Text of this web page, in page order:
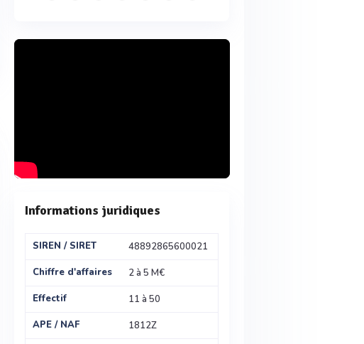
Informations juridiques
SIREN / SIRET
48892865600021
Chiffre d'affaires
2 à 5 M€
Effectif
11 à 50
APE / NAF
1812Z